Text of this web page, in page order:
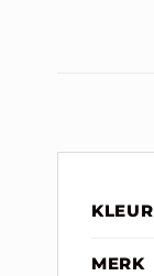
KLEUR
MERK